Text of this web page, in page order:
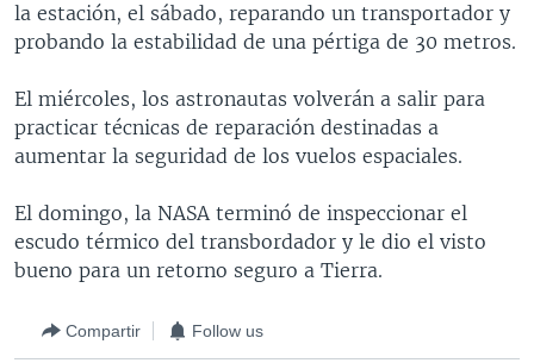
CIENCIA Y SALUD
VISIÓN 360
PANORAMA
AUDIONOTICIAS
ESTADOS UNIDOS AL DÍA
EL MUNDO AL DÍA [RADIO]
DEPORTIVO INTERNACIONAL
NOTA ECONÓMICA
ENTRETENIMIENTO
DOCUMENTALES DE LA VOA
SÍGANOS
Idiomas
la estación, el sábado, reparando un transportador y
probando la estabilidad de una pértiga de 30 metros.
El miércoles, los astronautas volverán a salir para
practicar técnicas de reparación destinadas a
aumentar la seguridad de los vuelos espaciales.
El domingo, la NASA terminó de inspeccionar el
escudo térmico del transbordador y le dio el visto
bueno para un retorno seguro a Tierra.
Compartir Follow us